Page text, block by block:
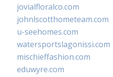
jovialfloralco.com
johnlscotthometeam.com
u-seehomes.com
watersportslagonissi.com
mischieffashion.com
eduwyre.com